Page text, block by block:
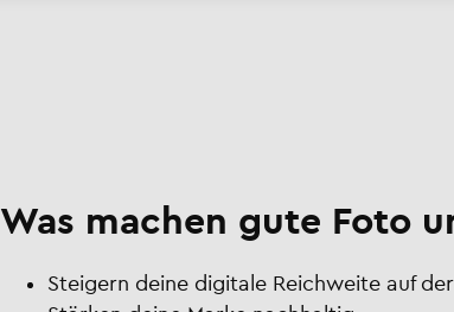
Was machen gute Foto
Steigern deine digitale Reichweite auf